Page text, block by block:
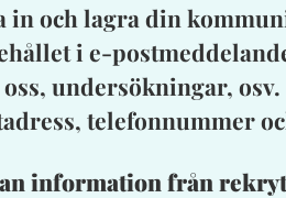
in och lagra din
i e-
undersökningar, osv.
telefonnummer
information från